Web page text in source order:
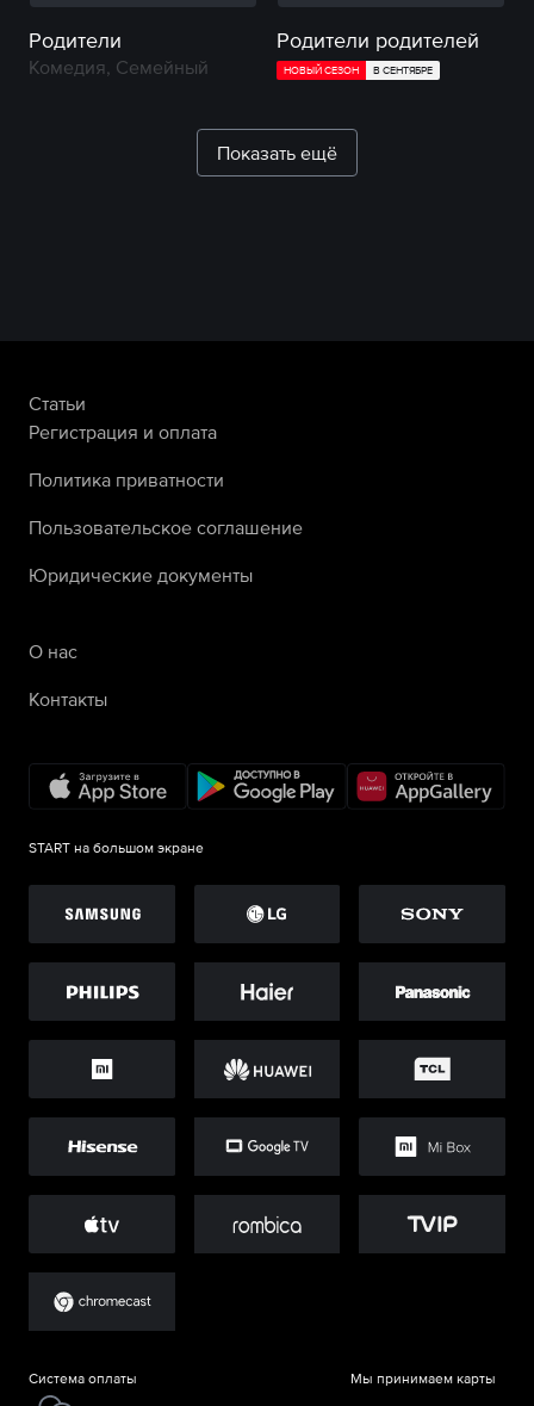
Родители
Комедия, Семейный
Родители родителей
НОВЫЙ СЕЗОН В СЕНТЯБРЕ
Показать ещё
Статьи
Регистрация и оплата
Политика приватности
Пользовательское соглашение
Юридические документы
О нас
Контакты
START на большом экране
Система оплаты Мы принимаем карты